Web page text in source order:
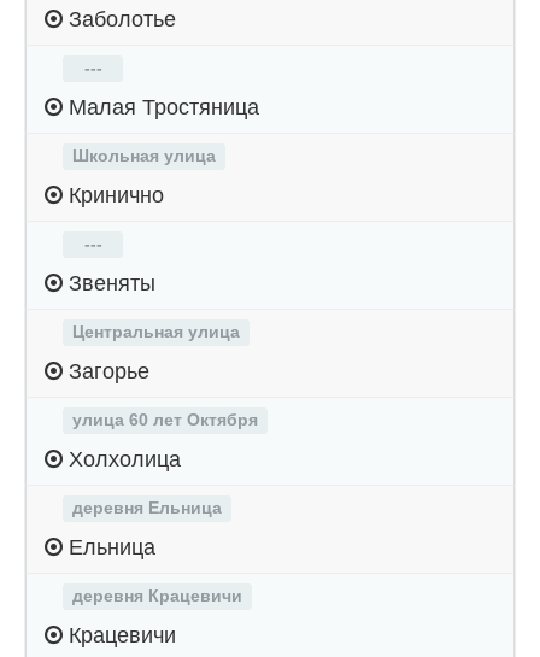
Заболотье
---
Малая Тростяница
Школьная улица
Кринично
---
Звеняты
Центральная улица
Загорье
улица 60 лет Октября
Холхолица
деревня Ельница
Ельница
деревня Крацевичи
Крацевичи